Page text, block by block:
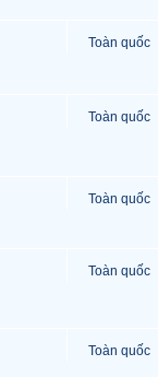
Toàn quốc
Toàn quốc
Toàn quốc
Toàn quốc
Toàn quốc